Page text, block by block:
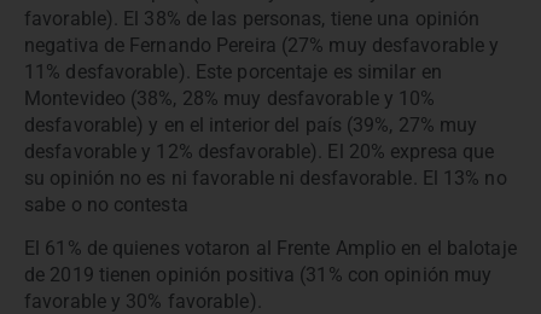
favorable). El 38% de las personas, tiene una opinión
negativa de Fernando Pereira (27% muy desfavorable y
11% desfavorable). Este porcentaje es similar en
Montevideo (38%, 28% muy desfavorable y 10%
desfavorable) y en el interior del país (39%, 27% muy
desfavorable y 12% desfavorable). El 20% expresa que
su opinión no es ni favorable ni desfavorable. El 13% no
sabe o no contesta
El 61% de quienes votaron al Frente Amplio en el balotaje
de 2019 tienen opinión positiva (31% con opinión muy
favorable y 30% favorable).